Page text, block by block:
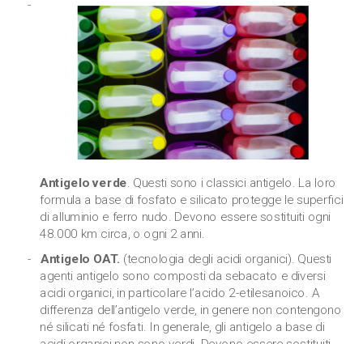
Antigelo verde. Questi sono i classici antigelo. La loro
formula a base di fosfato e silicato protegge le superfici
di alluminio e ferro nudo. Devono essere sostituiti ogni
48.000 km circa, o ogni 2 anni.
Antigelo OAT. (tecnologia degli acidi organici). Questi
agenti antigelo sono composti da sebacato e diversi
acidi organici, in particolare l’acido 2-etilesanoico. A
differenza dell’antigelo verde, in genere non contengono
né silicati né fosfati. In generale, gli antigelo a base di